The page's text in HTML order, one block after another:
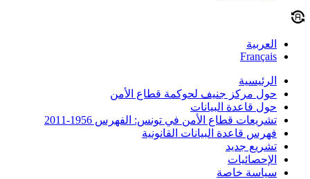
العربية
Français
الرئيسية
حول مركز جنيف لحوكمة قطاع الأمن
حول قاعدة البيانات
تشريعات قطاع الأمن في تونس: الفهرس 1956-2011
فهرس قاعدة البيانات القانونية
تشريع جديد
الإحصائيات
سياسة خاصة